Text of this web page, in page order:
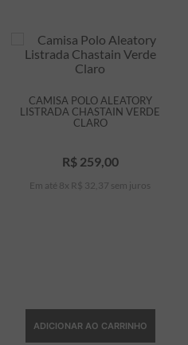
CAMISA POLO ALEATORY
LISTRADA CHASTAIN VERDE
CLARO
R$ 259, 00
Em até 8 x R$ 32 37 sem juros
ADICIONAR AO CARRINHO